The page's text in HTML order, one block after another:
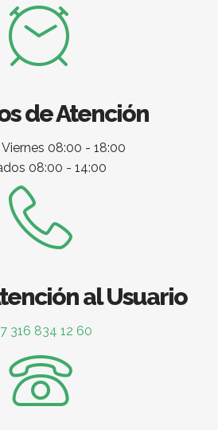
de Atención
08:00 - 18:00
08:00 - 14:00
al Usuario
316 834 12 60